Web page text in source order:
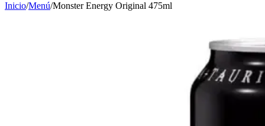
Inicio/Menú/Monster Energy Original 475ml